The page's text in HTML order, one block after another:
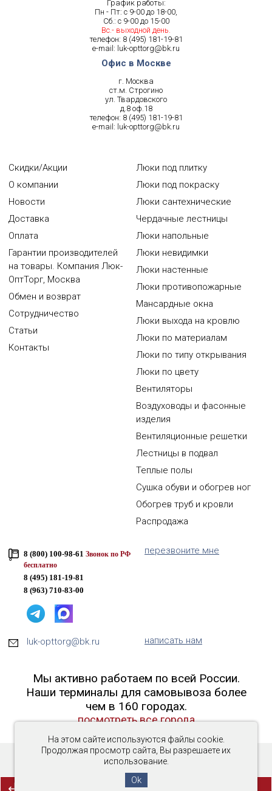
На этом сайте используются файлы cookie.
Продолжая просмотр сайта, Вы разрешаете их
использование.
Ok
График работы:
Пн - Пт: с 9-00 до 18-00,
Сб.: с 9-00 до 15-00
Вс.- выходной день.
телефон: 8 (495) 181-19-81
e-mail: luk-opttorg@bk.ru
Офис в Москве
г. Москва
ст.м. Строгино
ул. Твардовского
д.8 оф.18
телефон: 8 (495) 181-19-81
e-mail: luk-opttorg@bk.ru
Скидки/Акции
О компании
Новости
Доставка
Оплата
Гарантии производителей
на товары. Компания Люк-
ОптТорг, Москва
Обмен и возврат
Сотрудничество
Статьи
Контакты
Люки под плитку
Люки под покраску
Люки сантехнические
Чердачные лестницы
Люки напольные
Люки невидимки
Люки настенные
Люки противопожарные
Мансардные окна
Люки выхода на кровлю
Люки по материалам
Люки по типу открывания
Люки по цвету
Вентиляторы
Воздуховоды и фасонные
изделия
Вентиляционные решетки
Лестницы в подвал
Теплые полы
Сушка обуви и обогрев ног
Обогрев труб и кровли
Распродажа
8 (800) 100-98-61 Звонок по РФ
бесплатно
8 (495) 181-19-81
8 (963) 710-83-00
перезвоните мне
luk-opttorg@bk.ru написать нам
Мы активно работаем по всей России.
Наши терминалы для самовывоза более
чем в 160 городах.
посмотреть все города
Copyright © 2016-2026 «Люк-ОптТорг»